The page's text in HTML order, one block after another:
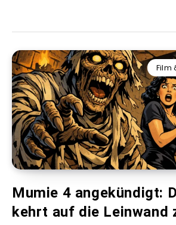
Film
Mumie 4 angekündigt:
kehrt auf die Leinwand